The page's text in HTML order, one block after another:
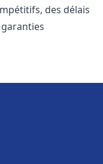
des délais